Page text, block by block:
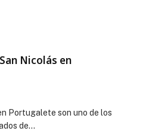
Nicolás en
Portugalete son uno de los
de…